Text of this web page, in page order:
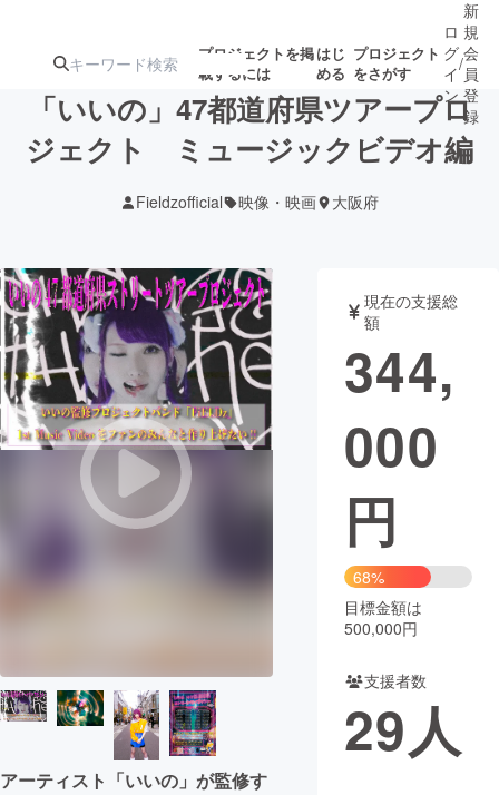
プロジェクトを掲
載するには
はじ
める
プロジェクト
をさがす
ターン
注目の新着プロ
ジェクト
募集終了が近いプ
ロジェクト
アート・写真 音楽
テクノロジー・ガジェット ゲーム・サ
映像・映画
ビジネス・起業
CAMPFIRE Creation
コミュニティ
ロ
グ
イ
ン
/
新
規
会
員
登
録
「いいの」47都道府県ツアープロ
ジェクト ミュージックビデオ編
Fieldzofficial 映像・映画 大阪府
アーティスト「いいの」が監修す
現在の支援総
額
344,
000
円
68%
目標金額は
500,000円
支援者数
29人